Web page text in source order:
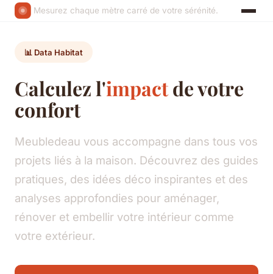
Mesurez chaque mètre carré de votre sérénité.
📊 Data Habitat
Calculez l'impactde votre
confort
Meubledeau vous accompagne dans tous vos
projets liés à la maison. Découvrez des guides
pratiques, des idées déco inspirantes et des
analyses approfondies pour aménager,
rénover et embellir votre intérieur comme
votre extérieur.